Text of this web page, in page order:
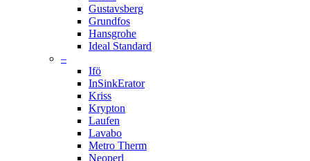
Gustavsberg
Grundfos
Hansgrohe
Ideal Standard
–
Ifö
InSinkErator
Kriss
Krypton
Laufen
Lavabo
Metro Therm
Neoperl